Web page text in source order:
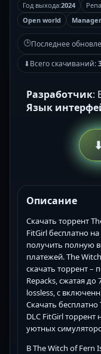
Год выхода:2024
Open world
🕒Последнее
⬇Всего скачиваний:
Разработчик:
Язык
⬇
Описание
Скачать торрент
FitGirl бесплатно
получить полную
платежей. The
скачать торрент –
Repacks, сжатая до
lossless, с
Скачать бесплатно
DLC FitGirl
уютных
В The Witch of Fern